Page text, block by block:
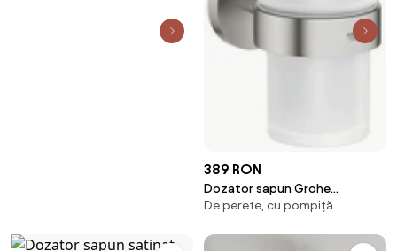
389 RON
Dozator sapun Grohe
Essentials crom periat
De perete, cu pompiță